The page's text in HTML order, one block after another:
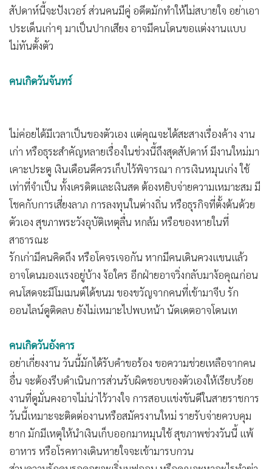
• อินโดจีน
• กองทุนรวม
• Celeb Online
• ญี่ปุ่น
สัปดาห์นี้จะปังเวอร์ ส่วนคนมีคู่ อดีตมักทำให้ไม่สบายใจ อย่าเอา
ประเด็นเก่าๆ มาเป็นปากเสียง อาจมีคนโดนขอแต่งงานแบบ
ไม่ทันตั้งตัว
คนเกิดวันจันทร์
ไม่ค่อยได้มีเวลาเป็นของตัวเอง แต่คุณจะได้สะสางเรื่องค้าง งาน
เก่า หรือธุระสำคัญหลายเรื่องในช่วงนี้ถึงสุดสัปดาห์ มีงานใหม่มา
เคาะประตู เงินเดือนดีควรเก็บไว้พิจารณา การเงินหมุนเก่ง ใช้
เท่าที่จำเป็น ทั้งเครดิตและเงินสด ต้องหยิบจ่ายความเหมาะสม มี
โชคกับการเสี่ยงลาภ การลงทุนในต่างถิ่น หรือธุรกิจที่ตั้งต้นด้วย
ตัวเอง สุขภาพระวังอุบัติเหตุลื่น หกล้ม หรือของหายในที่
สาธารณะ
รักเก่ามีคนคิดถึง หรือโคจรเจอกัน หากมีคนเดินควงแขนแล้ว
อาจโดนมองแรงอยู่บ้าง ง้อใคร อีกฝ่ายอาจวิ่งกลับมาง้อคุณก่อน
คนโสดจะมีโมเมนต์ได้ขนม ของขวัญจากคนที่เข้ามาจีบ รัก
ออนไลน์ดูติดลบ ยังไม่เหมาะไปพบหน้า นัดเดตอาจโดนเท
คนเกิดวันอังคาร
อย่าเกี่ยงงาน วันนี้มักได้รับคำขอร้อง ขอความช่วยเหลือจากคน
อื่น จะต้องรีบดำเนินการส่วนรับผิดชอบของตัวเองให้เรียบร้อย
งานที่ดูมั่นคงอาจไม่น่าไว้วางใจ การสอบแข่งขันดีในสายราชการ
วันนี้เหมาะจะติดต่องานหรือสมัครงานใหม่ รายรับจ่ายควบคุม
ยาก มักมีเหตุให้นำเงินเก็บออกมาหมุนใช้ สุขภาพช่วงวันนี้ แพ้
อาหาร หรือโรคทางเดินหายใจจะเข้ามารบกวน